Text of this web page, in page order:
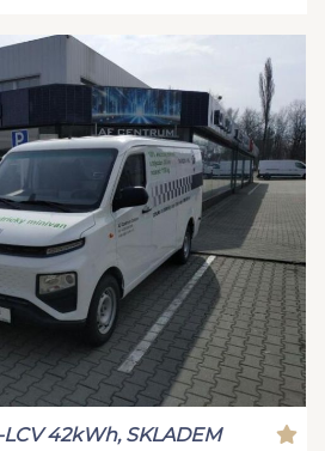
42kWh, SKLADEM